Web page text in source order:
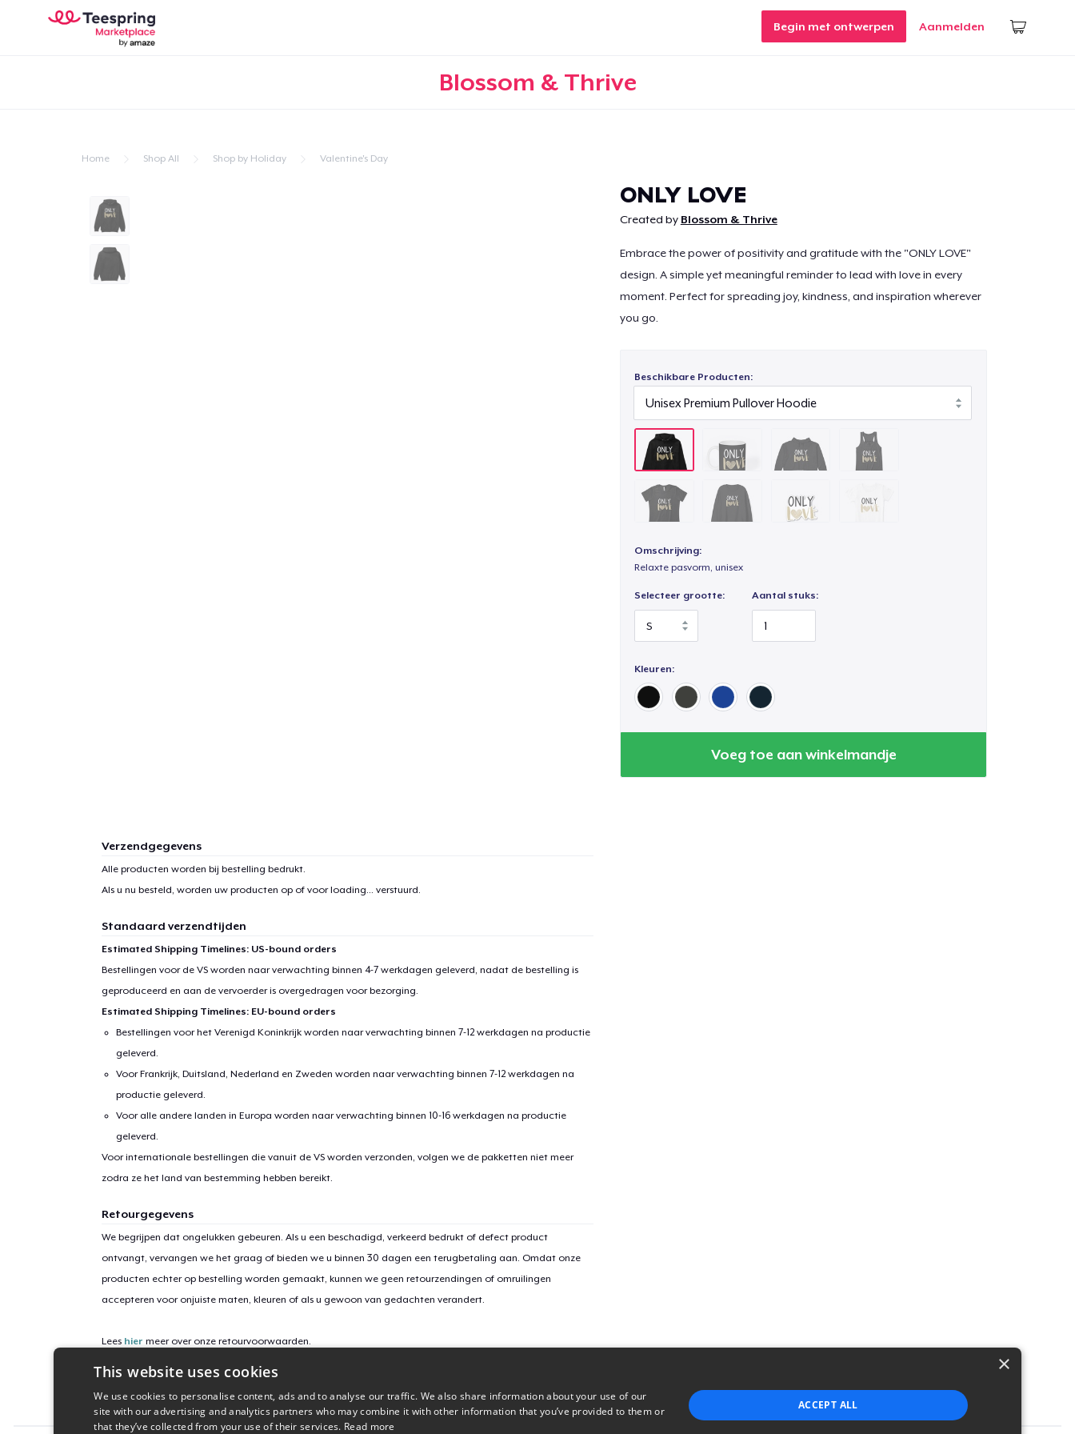
Begin met ontwerpen Aanmelden
Blossom & Thrive
Home Shop All Shop by Holiday Valentine's Day
ONLY LOVE
Created by Blossom & Thrive
Embrace the power of positivity and gratitude with the "ONLY LOVE"
design. A simple yet meaningful reminder to lead with love in every
moment. Perfect for spreading joy, kindness, and inspiration wherever
you go.
Beschikbare Producten:
Omschrijving:
Relaxte pasvorm, unisex
Selecteer grootte: Aantal stuks:
Kleuren:
Voeg toe aan winkelmandje
Verzendgegevens
Alle producten worden bij bestelling bedrukt.
Als u nu besteld, worden uw producten op of voorloading... verstuurd.
Standaard verzendtijden
Estimated Shipping Timelines: US-bound orders
Bestellingen voor de VS worden naar verwachting binnen 4-7 werkdagen geleverd, nadat de bestelling is
geproduceerd en aan de vervoerder is overgedragen voor bezorging.
Estimated Shipping Timelines: EU-bound orders
Bestellingen voor het Verenigd Koninkrijk worden naar verwachting binnen 7-12 werkdagen na productie
geleverd.
Voor Frankrijk, Duitsland, Nederland en Zweden worden naar verwachting binnen 7-12 werkdagen na
productie geleverd.
Voor alle andere landen in Europa worden naar verwachting binnen 10-16 werkdagen na productie
geleverd.
Voor internationale bestellingen die vanuit de VS worden verzonden, volgen we de pakketten niet meer
zodra ze het land van bestemming hebben bereikt.
Retourgegevens
We begrijpen dat ongelukken gebeuren. Als u een beschadigd, verkeerd bedrukt of defect product
ontvangt, vervangen we het graag of bieden we u binnen 30 dagen een terugbetaling aan. Omdat onze
producten echter op bestelling worden gemaakt, kunnen we geen retourzendingen of omruilingen
accepteren voor onjuiste maten, kleuren of als u gewoon van gedachten verandert.
Lees hier meer over onze retourvoorwaarden.
Campagne-ID
only-love-2025
Women's Crop Hoodie
Tru Transfer Unisex Crewneck Sweatshirt
×
This website uses cookies
We use cookies to personalise content, ads and to analyse our traffic. We also share information about your use of our
site with our advertising and analytics partners who may combine it with other information that you’ve provided to them or
that they’ve collected from your use of their services. Read more
ACCEPT ALL